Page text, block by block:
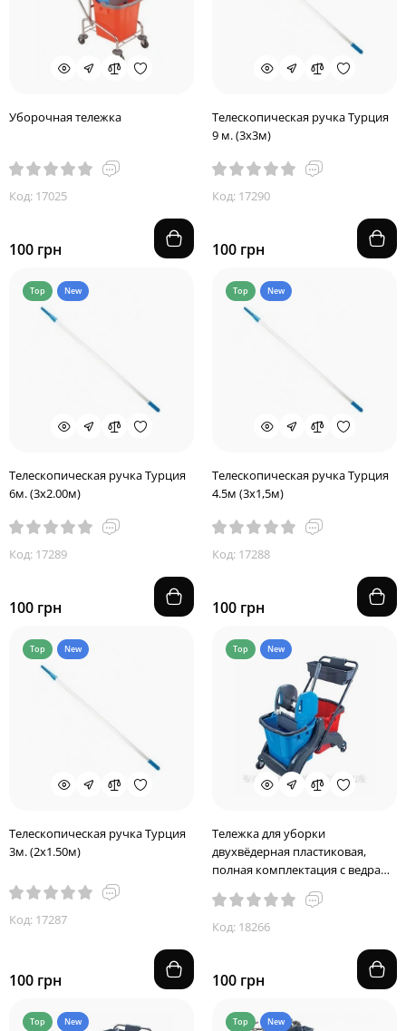
Уборочная тележка
Код: 17025
100 грн
Телескопическая ручка Турция
9 м. (3х3м)
Код: 17290
100 грн
Top New
Телескопическая ручка Турция
6м. (3х2.00м)
Код: 17289
100 грн
Top New
Телескопическая ручка Турция
4.5м (3х1,5м)
Код: 17288
100 грн
Top New
Телескопическая ручка Турция
3м. (2х1.50м)
Код: 17287
100 грн
Top New
Тележка для уборки
двухвёдерная пластиковая,
полная комплектация с ведрами
Код: 18266
100 грн
Top New Top New